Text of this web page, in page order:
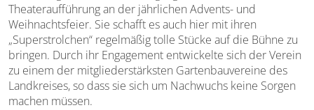
Theateraufführung an der jährlichen Advents- und
Weihnachtsfeier. Sie schafft es auch hier mit ihren
„Superstrolchen“ regelmäßig tolle Stücke auf die Bühne zu
bringen. Durch ihr Engagement entwickelte sich der Verein
zu einem der mitgliederstärksten Gartenbauvereine des
Landkreises, so dass sie sich um Nachwuchs keine Sorgen
machen müssen.